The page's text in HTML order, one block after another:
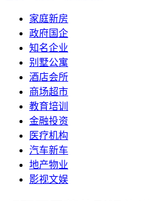
家庭新房
政府国企
知名企业
别墅公寓
酒店会所
商场超市
教育培训
金融投资
医疗机构
汽车新车
地产物业
影视文娱